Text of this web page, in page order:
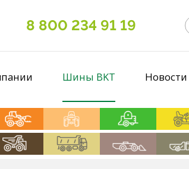
8 800 234 91 19
Шины BKT Новости